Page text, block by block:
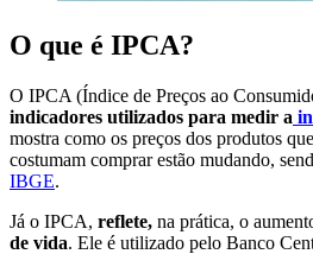
O que é IPCA?
O IPCA (Índice de Preços ao
indicadores utilizados para medir a
mostra como os preços dos produtos
costumam comprar estão mudando,
IBGE.
Já o IPCA, reflete, na prática, o
de vida. Ele é utilizado pelo Banco